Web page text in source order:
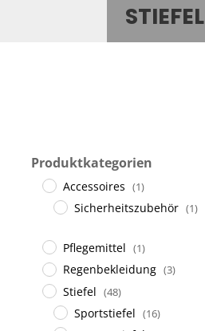
STIEFEL
Produktkategorien
Accessoires (1)
Sicherheitszubehör (1)
Pflegemittel (1)
Regenbekleidung (3)
Stiefel (48)
Sportstiefel (16)